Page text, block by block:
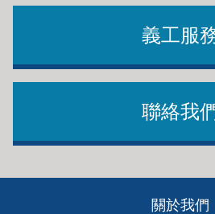
義工服
聯絡我
關於我們